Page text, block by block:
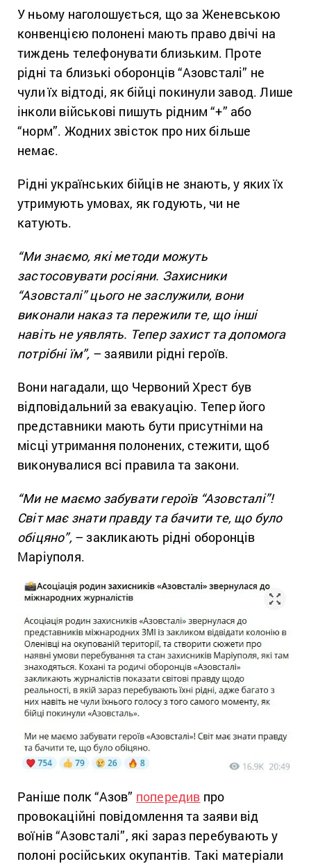
У ньому наголошується, що за Женевською
конвенцією полонені мають право двічі на
тиждень телефонувати близьким. Проте
рідні та близькі оборонців “Азовсталі” не
чули їх відтоді, як бійці покинули завод. Лише
інколи військові пишуть рідним “+” або
“норм”. Жодних звісток про них більше
немає.
Рідні українських бійців не знають, у яких їх
утримують умовах, як годують, чи не
катують.
“Ми знаємо, які методи можуть
застосовувати росіяни. Захисники
“Азовсталі” цього не заслужили, вони
виконали наказ та пережили те, що інші
навіть не уявлять. Тепер захист та допомога
потрібні їм”, – заявили рідні героїв.
Вони нагадали, що Червоний Хрест був
відповідальний за евакуацію. Тепер його
представники мають бути присутніми на
місці утримання полонених, стежити, щоб
виконувалися всі правила та закони.
“Ми не маємо забувати героїв “Азовсталі”!
Світ має знати правду та бачити те, що було
обіцяно”,– закликають рідні оборонців
Маріуполя.
Раніше полк “Азов” попередив про
провокаційні повідомлення та заяви від
воїнів “Азовсталі”, які зараз перебувають у
полоні російських окупантів. Такі матеріали